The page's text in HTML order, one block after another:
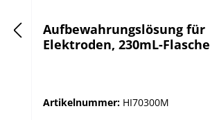
Aufbewahrungslösung für
Elektroden, 230mL-Flasche
Artikelnummer: HI70300M